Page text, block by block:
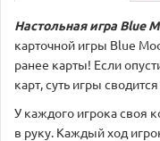
Настольная игра Blue
карточной игры Blue
ранее карты! Если
карт, суть игры
У каждого игрока своя
в руку. Каждый ход